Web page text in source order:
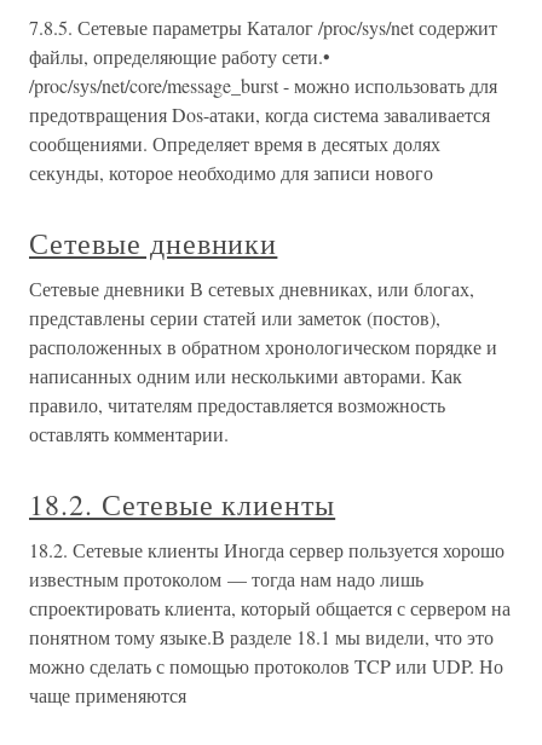
7.8.5. Сетевые параметры Каталог /proc/sys/net содержит
файлы, определяющие работу сети.•
/proc/sуs/net/core/message_burst - можно использовать для
предотвращения Dos-атаки, когда система заваливается
сообщениями. Определяет время в десятых долях
секунды, которое необходимо для записи нового
Сетевые дневники
Сетевые дневники В сетевых дневниках, или блогах,
представлены серии статей или заметок (постов),
расположенных в обратном хронологическом порядке и
написанных одним или несколькими авторами. Как
правило, читателям предоставляется возможность
оставлять комментарии.
18.2. Сетевые клиенты
18.2. Сетевые клиенты Иногда сервер пользуется хорошо
известным протоколом — тогда нам надо лишь
спроектировать клиента, который общается с сервером на
понятном тому языке.В разделе 18.1 мы видели, что это
можно сделать с помощью протоколов TCP или UDP. Но
чаще применяются